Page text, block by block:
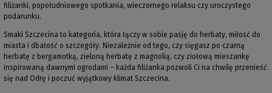
filiżanki, popołudniowego spotkania, wieczornego relaksu czy uroczystego
podarunku.
Smaki Szczecina to kategoria, która łączy w sobie pasję do herbaty, miłość do
miasta i dbałość o szczegóły. Niezależnie od tego, czy sięgasz po czarną
herbatę z bergamotką, zieloną herbatę z magnolią, czy ziołową mieszankę
inspirowaną dawnymi ogrodami – każda filiżanka pozwoli Ci na chwilę przenieść
się nad Odrę i poczuć wyjątkowy klimat Szczecina.